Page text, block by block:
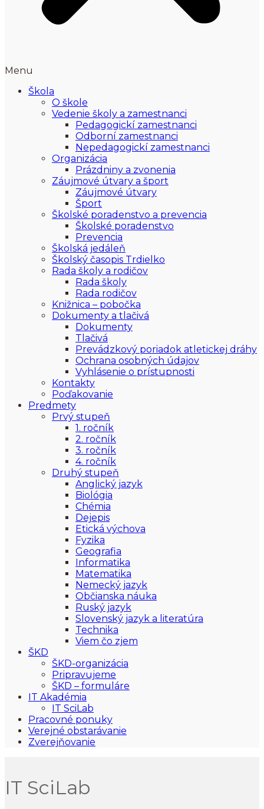
Menu
Škola
O škole
Vedenie školy a zamestnanci
Pedagogickí zamestnanci
Odborní zamestnanci
Nepedagogickí zamestnanci
Organizácia
Prázdniny a zvonenia
Záujmové útvary a šport
Záujmové útvary
Šport
Školské poradenstvo a prevencia
Školské poradenstvo
Prevencia
Školská jedáleň
Školský časopis Trdielko
Rada školy a rodičov
Rada školy
Rada rodičov
Knižnica – pobočka
Dokumenty a tlačivá
Dokumenty
Tlačivá
Prevádzkový poriadok atletickej dráhy
Ochrana osobných údajov
Vyhlásenie o prístupnosti
Kontakty
Poďakovanie
Predmety
Prvý stupeň
1. ročník
2. ročník
3. ročník
4. ročník
Druhý stupeň
Anglický jazyk
Biológia
Chémia
Dejepis
Etická výchova
Fyzika
Geografia
Informatika
Matematika
Nemecký jazyk
Občianska náuka
Ruský jazyk
Slovenský jazyk a literatúra
Technika
Viem čo zjem
ŠKD
ŠKD-organizácia
Pripravujeme
ŠKD – formuláre
IT Akadémia
IT SciLab
Pracovné ponuky
Verejné obstarávanie
Zverejňovanie
IT SciLab